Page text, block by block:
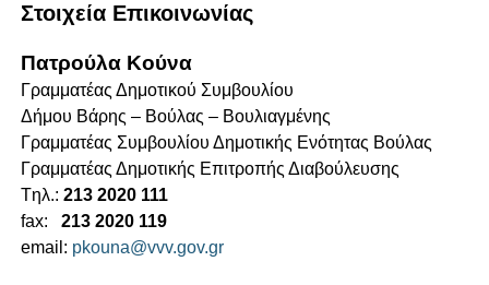
Στοιχεία Επικοινωνίας
Πατρούλα Κούνα
Γραμματέας Δημοτικού Συμβουλίου
Δήμου Βάρης – Βούλας – Βουλιαγμένης
Γραμματέας Συμβουλίου Δημοτικής Ενότητας Βούλας
Γραμματέας Δημοτικής Επιτροπής Διαβούλευσης
Tηλ.:213 2020 111
fax:213 2020 119
email: pkouna@vvv.gov.gr